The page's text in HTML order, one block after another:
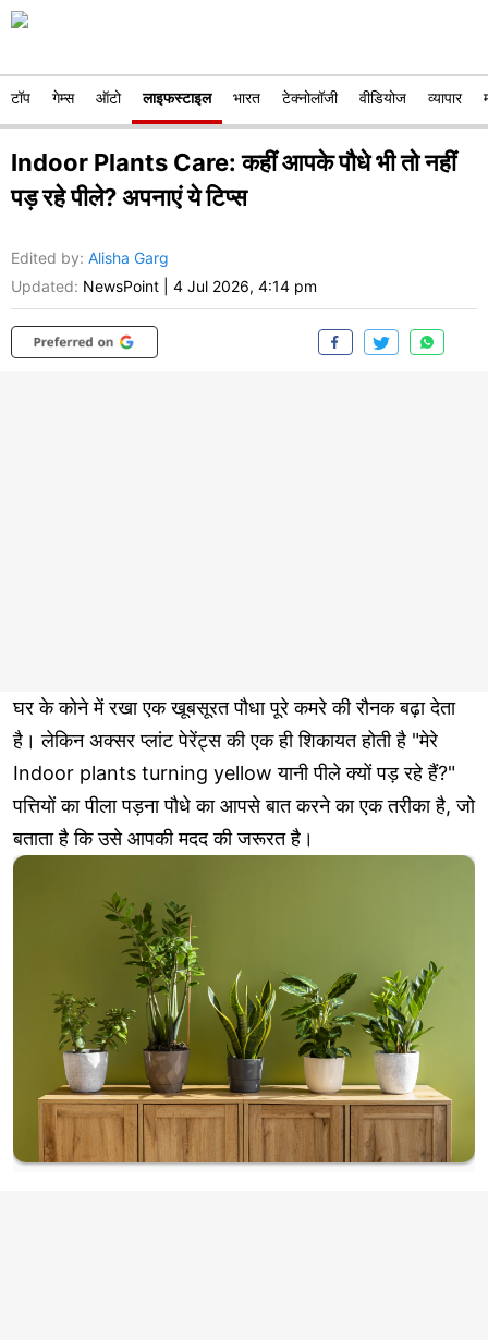
टॉप गेम्स ऑटो लाइफस्टाइल भारत टेक्नोलॉजी वीडियोज व्यापार
Indoor Plants Care: कहीं आपके पौधे भी तो नहीं
पड़ रहे पीले? अपनाएं ये टिप्स
Edited by: Alisha Garg
Updated: NewsPoint 4 Jul 2026, 4:14 pm
घर के कोने में रखा एक खूबसूरत पौधा पूरे कमरे की रौनक बढ़ा देता
है। लेकिन अक्सर प्लांट पेरेंट्स की एक ही शिकायत होती है "मेरे
Indoor plants turning yellow यानी पीले क्यों पड़ रहे हैं?"
पत्तियों का पीला पड़ना पौधे का आपसे बात करने का एक तरीका है, जो
बताता है कि उसे आपकी मदद की जरूरत है।